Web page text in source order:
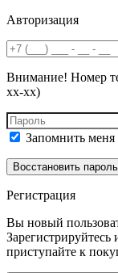
Авторизация
Внимание! Номер
хх-хх)
Запомнить меня
Регистрация
Вы новый
Зарегистрируйтесь
приступайте к